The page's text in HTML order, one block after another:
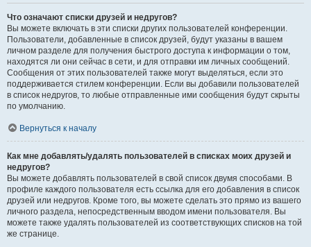
Что означают списки друзей и недругов?
Вы можете включать в эти списки других пользователей конференции.
Пользователи, добавленные в список друзей, будут указаны в вашем
личном разделе для получения быстрого доступа к информации о том,
находятся ли они сейчас в сети, и для отправки им личных сообщений.
Сообщения от этих пользователей также могут выделяться, если это
поддерживается стилем конференции. Если вы добавили пользователей
в список недругов, то любые отправленные ими сообщения будут скрыты
по умолчанию.
Вернуться к началу
Как мне добавлять/удалять пользователей в списках моих друзей и
недругов?
Вы можете добавлять пользователей в свой список двумя способами. В
профиле каждого пользователя есть ссылка для его добавления в список
друзей или недругов. Кроме того, вы можете сделать это прямо из вашего
личного раздела, непосредственным вводом имени пользователя. Вы
можете также удалять пользователей из соответствующих списков на той
же странице.